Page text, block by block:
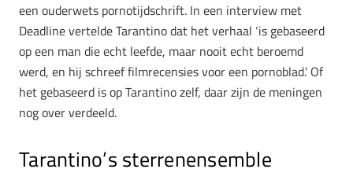
een ouderwets pornotijdschrift. In een interview met
Deadline vertelde Tarantino dat het verhaal ‘is gebaseerd
op een man die echt leefde, maar nooit echt beroemd
werd, en hij schreef filmrecensies voor een pornoblad.’ Of
het gebaseerd is op Tarantino zelf, daar zijn de meningen
nog over verdeeld.
Tarantino’s sterrenensemble